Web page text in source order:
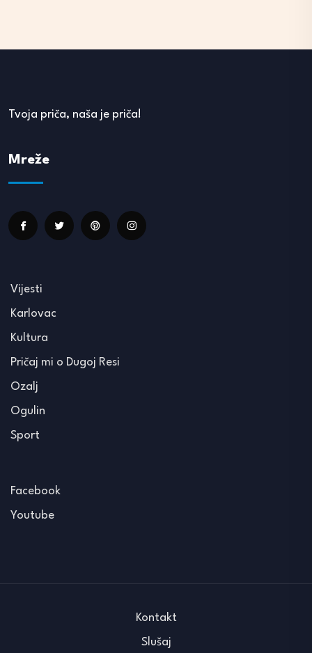
Tvoja priča, naša je priča!
Mreže
Vijesti
Karlovac
Kultura
Pričaj mi o Dugoj Resi
Ozalj
Ogulin
Sport
Facebook
Youtube
Kontakt
Slušaj